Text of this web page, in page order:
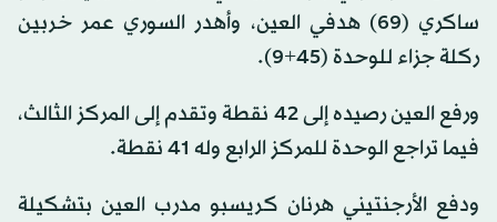
ساكري (69) هدفي العين، وأهدر السوري عمر خربين
ركلة جزاء للوحدة (45+9).
ورفع العين رصيده إلى 42 نقطة وتقدم إلى المركز الثالث،
فيما تراجع الوحدة للمركز الرابع وله 41 نقطة.
ودفع الأرجنتيني هرنان كريسبو مدرب العين بتشكيلة